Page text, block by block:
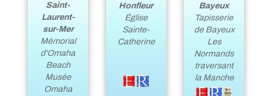
Saint-
Laurent-
sur-Mer
Mémorial
d'Omaha
Beach
Musée
Omaha
Honfleur
Église
Sainte-
Catherine
Bayeux
Tapisserie
de Bayeux
Les
Normands
traversant
la Manche